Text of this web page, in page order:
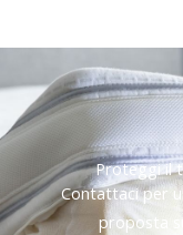
Proteggi il
Contattaci per
proposta